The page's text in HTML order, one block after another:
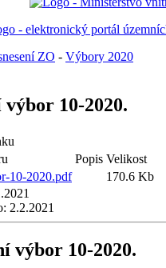
ZO - Výbory 2020
10-2020.
Popis Velikost
10-2020.pdf
170.6 Kb
2.2.2021
výbor 10-2020.